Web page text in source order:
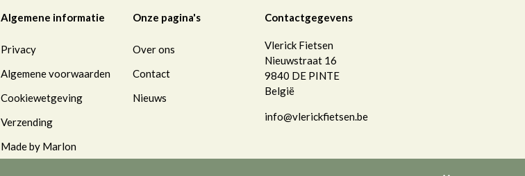
Algemene informatie
Privacy
Algemene voorwaarden
Cookiewetgeving
Verzending
Made by Marlon
Onze pagina's
Over ons
Contact
Nieuws
Contactgegevens
Vlerick Fietsen
Nieuwstraat 16
9840 DE PINTE
België
info@vlerickfietsen.be